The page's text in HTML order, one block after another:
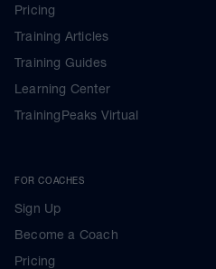
Pricing
Training Articles
Training Guides
Learning Center
TrainingPeaks Virtual
FOR COACHES
Sign Up
Become a Coach
Pricing